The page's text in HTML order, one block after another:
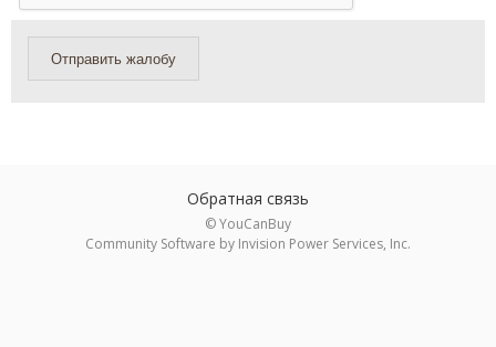
Отправить жалобу
Обратная связь
© YouCanBuy
Community Software by Invision Power Services, Inc.